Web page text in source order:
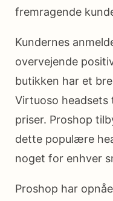
fremragende
Kundernes
overvejende
butikken har et
Virtuoso
priser. Proshop
dette populære
noget for enhver
Proshop har